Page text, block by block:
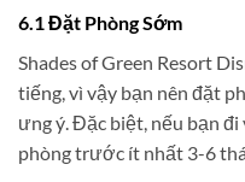
6.1 Đặt Phòng Sớm
Shades of Green Resort
tiếng, vì vậy bạn nên đặt
ưng ý. Đặc biệt, nếu bạn đi
phòng trước ít nhất 3-6